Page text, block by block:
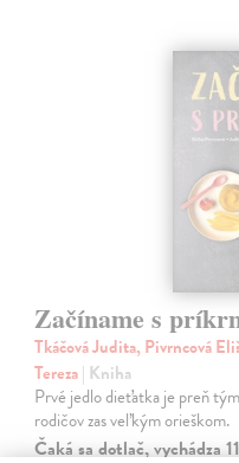
Začíname s
Tkáčová Judita, Pivrncová
Tereza| Kniha
Prvé jedlo dieťatka je preň
rodičov zas veľkým orieškom.
Čaká sa dotlač, vychádza